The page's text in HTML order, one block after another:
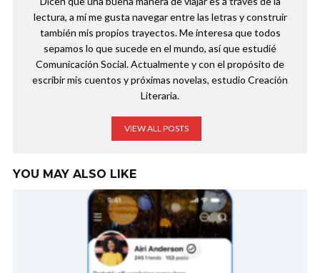
lectura, a mí me gusta navegar entre las letras y construir
también mis propios trayectos. Me interesa que todos
sepamos lo que sucede en el mundo, así que estudié
Comunicación Social. Actualmente y con el propósito de
escribir mis cuentos y próximas novelas, estudio Creación
Literaria.
VIEW ALL POSTS
YOU MAY ALSO LIKE